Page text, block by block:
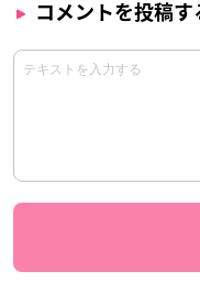
コメントを投稿す